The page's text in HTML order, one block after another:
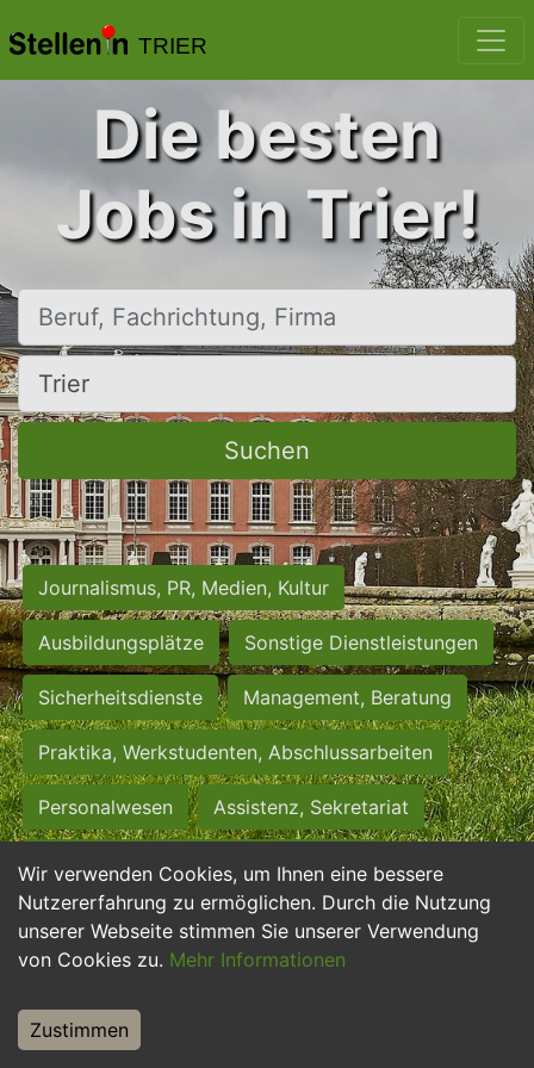
TRIER
Wir verwenden Cookies, um Ihnen eine bessere
Nutzererfahrung zu ermöglichen. Durch die Nutzung
unserer Webseite stimmen Sie unserer Verwendung
von Cookies zu. Mehr Informationen
Zustimmen
Die besten
Jobs in Trier!
Beruf, Fachrichtung, Firma
Ort, Stadt
Suchen
Journalismus, PR, Medien, Kultur
Ausbildungsplätze Sonstige Dienstleistungen
Sicherheitsdienste Management, Beratung
Praktika, Werkstudenten, Abschlussarbeiten
Personalwesen Assistenz, Sekretariat
Hilfskräfte, Aushilfs- und Nebenjobs
Einkauf, Logistik, Materialwirtschaft
Weiterbildung, Studium, duale Ausbildung
Tourismus